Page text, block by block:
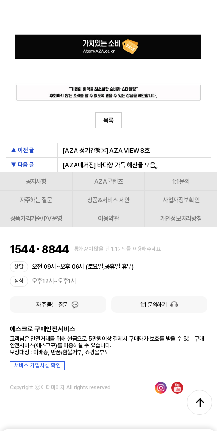
목록
▲ 이전 글 [AZA 정기간행물] AZA VIEW 8호
▼ 다음 글 [AZA매거진] 바다향 가득 해산물 모음,,
공지사항 AZA콘텐츠 1:1문의
자주하는 질문 상품&서비스 제안 사업자정보확인
상품가격기준/PV운영 이용약관 개인정보처리방침
1544 8844 통화량이 많을 땐 1:1문의를 이용해주세요
상담 오전 09시~오후 06시 (토요일,공휴일 휴무)
점심 오후12시~오후1시
자주 묻는 질문 1:1 문의하기
에스크로 구매안전서비스
고객님은 안전거래를 위해 현금으로 5만원이상 결제시 구매자가 보호를 받을 수 있는 구매
안전서비스(에스크로)를 이용하실 수 있습니다.
보상대상 : 미배송, 반품/환불거부, 쇼핑몰부도
서비스 가입사실 확인
Copyright ⓒ 애터미아자 All rights reserved.